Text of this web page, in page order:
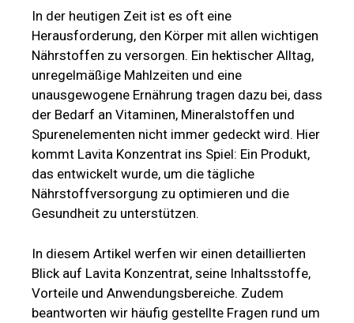
In der heutigen Zeit ist es oft eine
Herausforderung, den Körper mit allen wichtigen
Nährstoffen zu versorgen. Ein hektischer Alltag,
unregelmäßige Mahlzeiten und eine
unausgewogene Ernährung tragen dazu bei, dass
der Bedarf an Vitaminen, Mineralstoffen und
Spurenelementen nicht immer gedeckt wird. Hier
kommt Lavita Konzentrat ins Spiel: Ein Produkt,
das entwickelt wurde, um die tägliche
Nährstoffversorgung zu optimieren und die
Gesundheit zu unterstützen.
In diesem Artikel werfen wir einen detaillierten
Blick auf Lavita Konzentrat, seine Inhaltsstoffe,
Vorteile und Anwendungsbereiche. Zudem
beantworten wir häufig gestellte Fragen rund um